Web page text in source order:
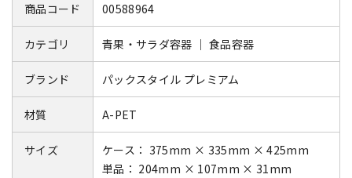
商品コード 00588964
カテゴリ 青果・サラダ容器 ｜ 食品容器
ブランド パックスタイル プレミアム
材質 A-PET
サイズ
ケース： 375mm × 335mm × 425mm
単品： 204mm × 107mm × 31mm